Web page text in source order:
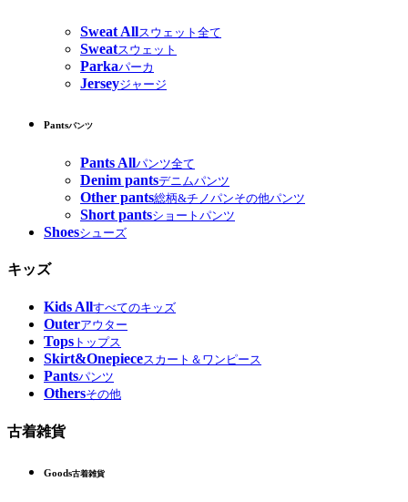
Sweat Allスウェット全て
Sweatスウェット
Parkaパーカ
Jerseyジャージ
Pantsパンツ
Pants Allパンツ全て
Denim pantsデニムパンツ
Other pants総柄&チノパンその他パンツ
Short pantsショートパンツ
Shoesシューズ
キッズ
Kids Allすべてのキッズ
Outerアウター
Tops トップス
Skirt&Onepieceスカート＆ワンピース
Pantsパンツ
Othersその他
古着雑貨
Goods古着雑貨